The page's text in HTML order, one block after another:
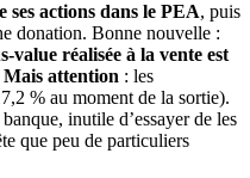
ses actions dans le PEA, puis
donation. Bonne nouvelle :
value réalisée à la vente est
Mais attention : les
% au moment de la sortie).
inutile d’essayer de les
que peu de particuliers